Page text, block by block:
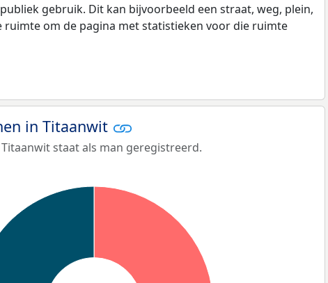
gebruik. Dit kan bijvoorbeeld een straat, weg, plein,
om de pagina met statistieken voor die ruimte
in Titaanwit
staat als man geregistreerd.